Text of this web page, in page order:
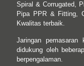
Spiral & Corrugated,
Pipa PPR & Fitting,
Kwalitas terbaik.
Jaringan
didukung oleh
berpengalaman.